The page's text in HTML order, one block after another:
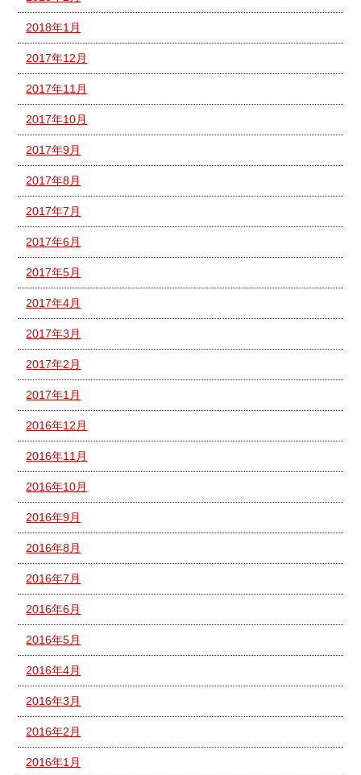
2018年1月
2017年12月
2017年11月
2017年10月
2017年9月
2017年8月
2017年7月
2017年6月
2017年5月
2017年4月
2017年3月
2017年2月
2017年1月
2016年12月
2016年11月
2016年10月
2016年9月
2016年8月
2016年7月
2016年6月
2016年5月
2016年4月
2016年3月
2016年2月
2016年1月